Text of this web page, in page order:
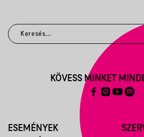
ESEMÉNYEK
KÖVESS MINKET